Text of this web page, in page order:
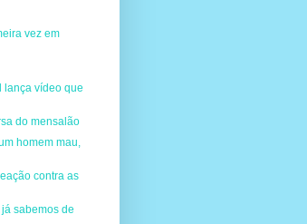
vez em
lança vídeo que
do mensalão
homem mau,
contra as
sabemos de